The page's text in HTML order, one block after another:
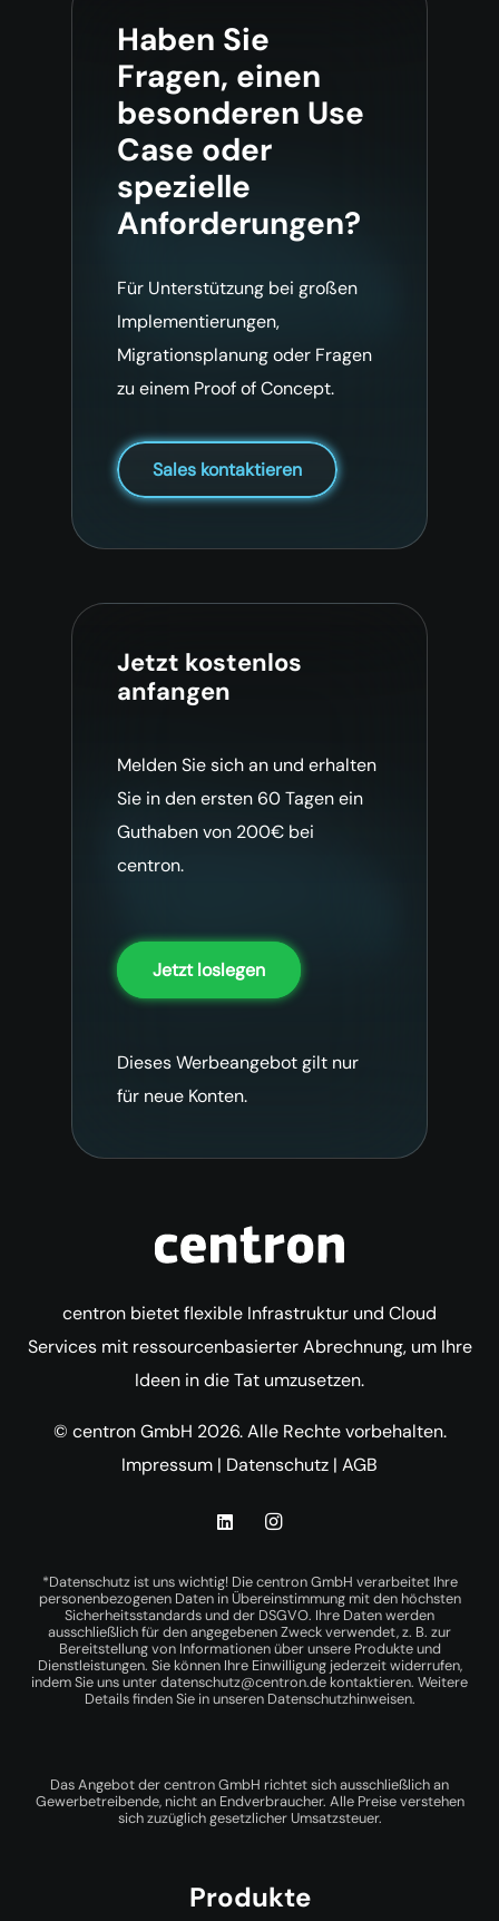
Haben Sie
Fragen, einen
besonderen Use
Case oder
spezielle
Anforderungen?
Für Unterstützung bei großen
Implementierungen,
Migrationsplanung oder Fragen
zu einem Proof of Concept.
Sales kontaktieren
Jetzt kostenlos
anfangen
Melden Sie sich an und erhalten
Sie in den ersten 60 Tagen ein
Guthaben von 200€ bei
centron.
Jetzt loslegen
Dieses Werbeangebot gilt nur
für neue Konten.
centron bietet flexible Infrastruktur und Cloud
Services mit ressourcenbasierter Abrechnung, um Ihre
Ideen in die Tat umzusetzen.
© centron GmbH 2026. Alle Rechte vorbehalten.
Impressum | Datenschutz | AGB
*Datenschutz ist uns wichtig! Die centron GmbH verarbeitet Ihre
personenbezogenen Daten in Übereinstimmung mit den höchsten
Sicherheitsstandards und der DSGVO. Ihre Daten werden
ausschließlich für den angegebenen Zweck verwendet, z. B. zur
Bereitstellung von Informationen über unsere Produkte und
Dienstleistungen. Sie können Ihre Einwilligung jederzeit widerrufen,
indem Sie uns unterdatenschutz@centron.de kontaktieren. Weitere
Details finden Sie in unseren Datenschutzhinweisen.
Das Angebot der centron GmbH richtet sich ausschließlich an
Gewerbetreibende, nicht an Endverbraucher. Alle Preise verstehen
sich zuzüglich gesetzlicher Umsatzsteuer.
Produkte